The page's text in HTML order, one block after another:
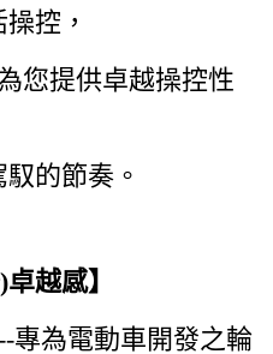
控，
您提供卓越操控性
的節奏。
越感】
專為電動車開發之輪